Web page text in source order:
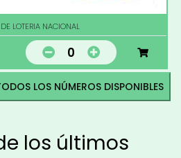
DE LOTERIA NACIONAL
0
VER TODOS LOS NÚMEROS DISPONIBLES
los últimos